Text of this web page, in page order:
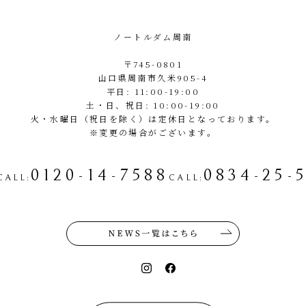
ノートルダム周南
〒745-0801
山口県周南市久米905-4
平日: 11:00-19:00
土・日、祝日: 10:00-19:00
火・水曜日（祝日を除く）は定休日となっております。
※変更の場合がございます。
: 0120-14-7588 CALL : 0834-25-